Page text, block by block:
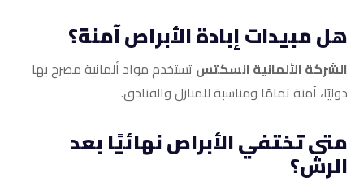
هل مبيدات إبادة الأبراص آمنة؟
الشركة الألمانية انسكتس تستخدم مواد ألمانية مصرح بها
دوليًا، آمنة تمامًا ومناسبة للمنازل والفنادق.
متى تختفي الأبراص نهائيًا بعد
الرش؟